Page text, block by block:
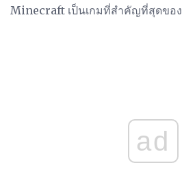
Minecraft เป็นเกมที่สำคัญที่สุดขอ
ad